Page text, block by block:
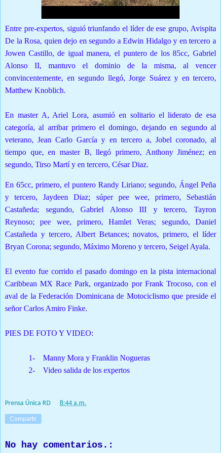
Entre pre-expertos, siguió triunfando el líder de ese grupo, Avispita
De la Rosa, quien dejo en segundo a Edwin Hidalgo y en tercero a
Jowen Castillo, de igual manera, el puntero de los 85cc, Gabriel
Alonso II, mantuvo el dominio de la misma, al vencer
convincentemente, en segundo llegó, Jorge Suárez y en tercero,
Matthew Knoblich.
En master A, Ariel Lora, asumió en solitario el liderato de esa
categoría, al arribar primero el domingo, dejando en segundo al
veterano, Jean Carlo García y en tercero a, Jobel coronado, al
tiempo que, en master B, llegó primero, Anthony Jiménez; en
segundo, Tirso Martí y en tercero, César Diaz.
En 65cc, primero, el puntero Randy Liriano; segundo, Ángel Peña
y tercero, Jaydeen Diaz; súper pee wee, primero, Sebastián
Castañeda; segundo, Gabriel Alonso III y tercero, Tayron
Reynoso; pee wee, primero, Hamlet Veras; segundo, Daniel
Castañeda y tercero, Albert Betances; novatos, primero, el líder
Bryan Corona; segundo, Máximo Moreno y tercero, Seigel Ayala.
El evento fue corrido el pasado domingo en la pista internacional
Caribbean MX Race Park, organizado por Frank Trocoso, con el
aval de la Federación Dominicana de Motociclismo que preside el
señor Carlos Amiro Finke.
PIES DE FOTO Y VIDEO:
1-
Manny Mora y Franklin Nogueras
2-
Video salida de los expertos
Prensa Única RD 8:44 a.m.
Compartir
No hay comentarios.: